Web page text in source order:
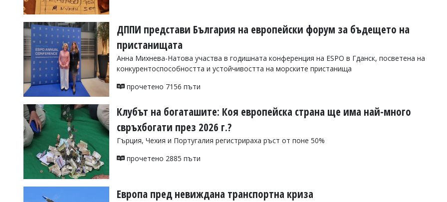
откриете
коментар,
сигнализирайте
ДППИ представи България на европейски форум за бъдещето на
пристанищата
Анна Михнева-Натова участва в годишната конференция на ESPO в Гданск, посветена на
конкурентоспособността и устойчивостта на морските пристанища
прочетено 7156 пъти
Клубът на богаташите: Коя европейска страна ще има най-много
свръхбогати през 2026 г.?
Гърция, Чехия и Португалия регистрираха ръст от поне 50%
прочетено 2885 пъти
Европа пред невиждана транспортна криза